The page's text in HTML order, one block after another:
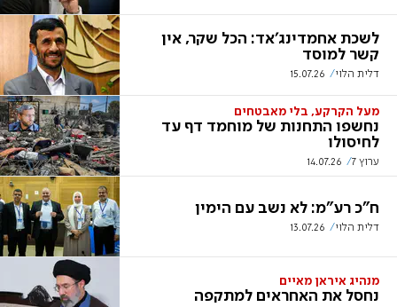
לשכת אחמדינג'אד: הכל שקר, אין
קשר למוסד
דלית הלוי 15.07.26
מעל הקרקע, בלי מאבטחים
נחשפו התחנות של מוחמד דף עד
לחיסולו
ערוץ 7 14.07.26
ח"כ רע"מ: לא נשב עם הימין
דלית הלוי 13.07.26
מנהיג איראן מאיים
נחסל את האחראים למתקפה